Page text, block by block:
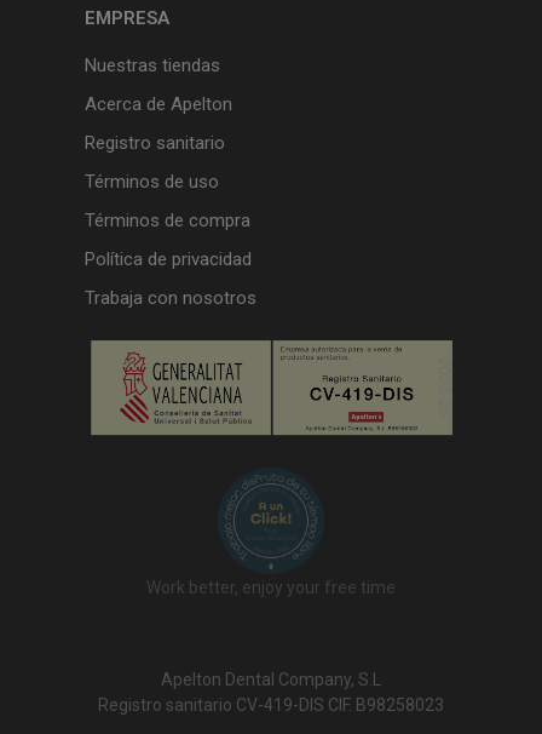
EMPRESA
Nuestras tiendas
Acerca de Apelton
Registro sanitario
Términos de uso
Términos de compra
Política de privacidad
Trabaja con nosotros
Work better, enjoy your free time
Apelton Dental Company, S.L
Registro sanitario CV-419-DIS CIF. B98258023